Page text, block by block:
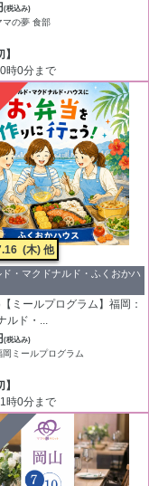
(税込み)
マの夢 食部
時0分まで
(木) 他
ド・マクドナルド・ふくおかハ
ミールプログラム】福岡：
ルド・...
(税込み)
岡ミールプログラム
時0分まで